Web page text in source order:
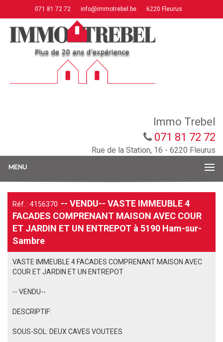
071 81 72 72 info@immotrebel.be 6220 Fleurus
Immo Trebel
071 81 72 72
Rue de la Station, 16 - 6220 Fleurus
MENU
Réf. : 4156370 -- VENDU-- VASTE IMMEUBLE 4
FACADES COMPRENANT MAISON AVEC COUR
ET JARDIN ET UN ENTREPOT à 5190 Ham-sur-
Sambre
VASTE IMMEUBLE 4 FACADES COMPRENANT MAISON AVEC
COUR ET JARDIN ET UN ENTREPOT
-- VENDU--
DESCRIPTIF:
SOUS-SOL: DEUX CAVES VOUTEES